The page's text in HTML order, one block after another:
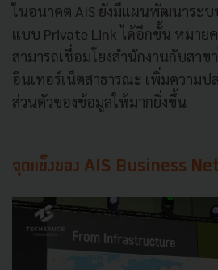
ในอนาคต AIS ยังมีแผนพัฒนาระบ
แบบ Private Link ได้อีกขั้น หมาย
สามารถเชื่อมโยงสำนักงานกับสา
อินเทอร์เน็ตสาธารณะ เพิ่มความ
ส่วนตัวของข้อมูลให้มากยิ่งขึ้น
จุดแข็งของ AIS Business